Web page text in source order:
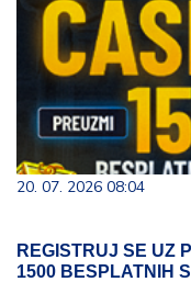
20. 07. 2026 08:04
REGISTRUJ SE UZ
1500 BESPLATNIH